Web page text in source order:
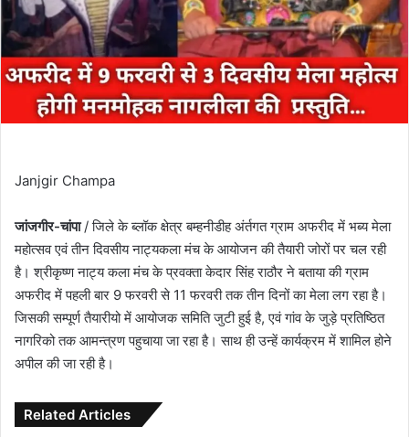
Janjgir Champa
जांजगीर-चांपा/ जिले के ब्लॉक क्षेत्र बम्हनीडीह अंर्तगत ग्राम अफरीद में भब्य मेला
महोत्सव एवं तीन दिवसीय नाट्यकला मंच के आयोजन की तैयारी जोरों पर चल रही
है। श्रीकृष्ण नाट्य कला मंच के प्रवक्ता केदार सिंह राठौर ने बताया की ग्राम
अफरीद में पहली बार 9 फरवरी से 11 फरवरी तक तीन दिनों का मेला लग रहा है।
जिसकी सम्पूर्ण तैयारीयो में आयोजक समिति जुटी हुई है, एवं गांव के जुड़े प्रतिष्ठित
नागरिको तक आमन्त्रण पहुचाया जा रहा है। साथ ही उन्हें कार्यक्रम में शामिल होने
अपील की जा रही है।
Related Articles